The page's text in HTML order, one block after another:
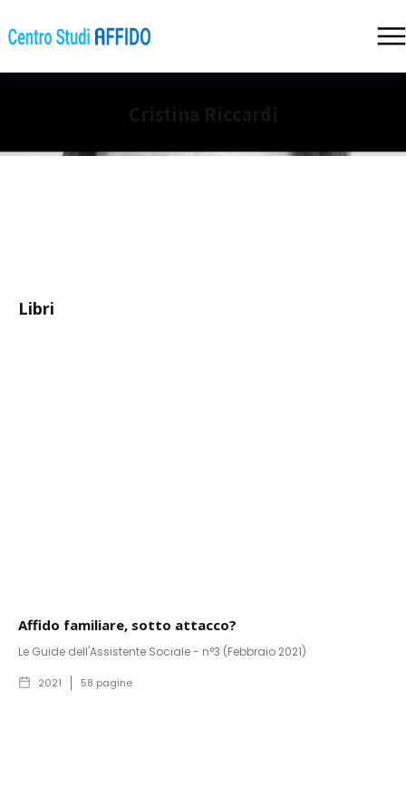
Libri
Affido familiare, sotto attacco?
Le Guide dell'Assistente Sociale - n°3 (Febbraio 2021)
2021 58 pagine